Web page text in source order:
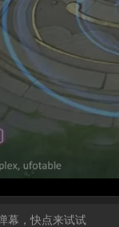
幕，快点来试试